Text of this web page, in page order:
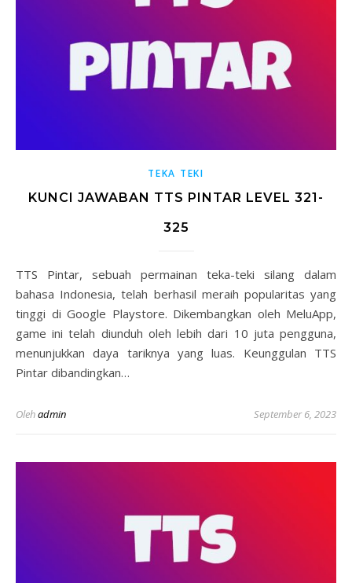
TEKA TEKI
KUNCI JAWABAN TTS PINTAR LEVEL 321-
325
TTS Pintar, sebuah permainan teka-teki silang dalam
bahasa Indonesia, telah berhasil meraih popularitas yang
tinggi di Google Playstore. Dikembangkan oleh MeluApp,
game ini telah diunduh oleh lebih dari 10 juta pengguna,
menunjukkan daya tariknya yang luas. Keunggulan TTS
Pintar dibandingkan…
Olehadmin September 6, 2023